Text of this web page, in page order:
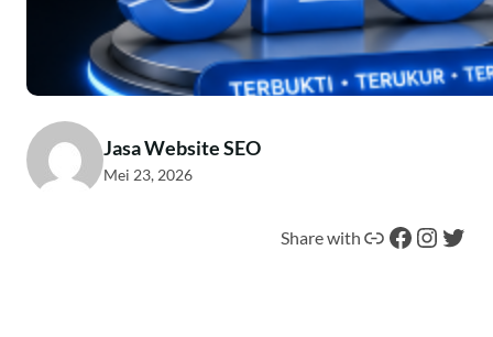
Jasa Website SEO
Mei 23, 2026
Share with Tautan Facebook Instagram Twitter